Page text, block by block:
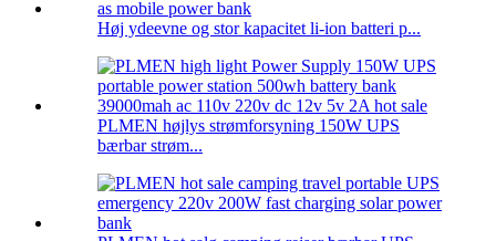
Høj ydeevne og stor kapacitet li-ion batteri p...
PLMEN højlys strømforsyning 150W UPS
bærbar strøm...